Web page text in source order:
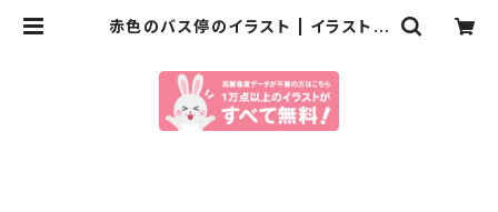
赤色のバス停のイラスト | イラストセ